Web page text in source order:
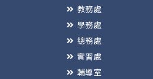
教務處
學務處
總務處
實習處
輔導室